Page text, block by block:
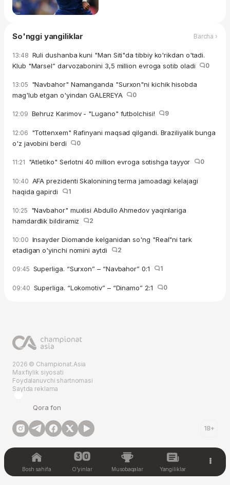
So'nggi yangiliklar Barcha ›
13:48 Ruli dushanba kuni "Man Siti"da tibbiy ko'rikdan o'tadi.
Klub "Marsel” darvozabonini 3,5 million evroga sotib oladi
0
13:05 "Navbahor" Namanganda "Surxon"ni kichik hisobda
mag'lub etgan o'yindan GALEREYA
0
12:09 Behruz Karimov - "Lugano" futbolchisi! 9
12:06 "Tottenxem" Rafinyani maqsad qilgandi. Braziliyalik bunga
o'z javobini berdi
0
11:21 "Atletiko" Serlotni 40 million evroga sotishga tayyor 0
10:40 AFA prezidenti Skalonining terma jamoadagi kelajagi
haqida gapirdi
1
10:25 "Navbahor" muxlisi Abdullo Ahmedov yaqinlariga
hamdardlik bildiramiz
2
10:00 Insayder Diomande kelganidan so'ng "Real"ni tark
etadigan o'yinchi nomini aytdi
2
09:45 Superliga. “Surxon” – “Navbahor” 0:1 1
09:40 Superliga. “Lokomotiv” – “Dinamo” 2:1 0
2026 © Championat.Asia
Maxfiylik siyosati
Foydalanuvchi shartnomasi
Saytda reklama
Qora fon
18+
Bosh sahifa O'yinlar Musobaqalar Yangiliklar